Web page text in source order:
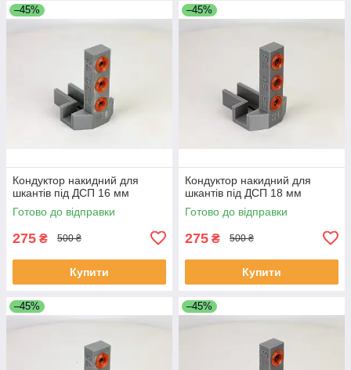
–45%
Кондуктор накидний для
шкантів під ДСП 16 мм
Готово до відправки
275 ₴ 500 ₴
Купити
–45%
Кондуктор накидний для
шкантів під ДСП 18 мм
Готово до відправки
275 ₴ 500 ₴
Купити
–45% –45%